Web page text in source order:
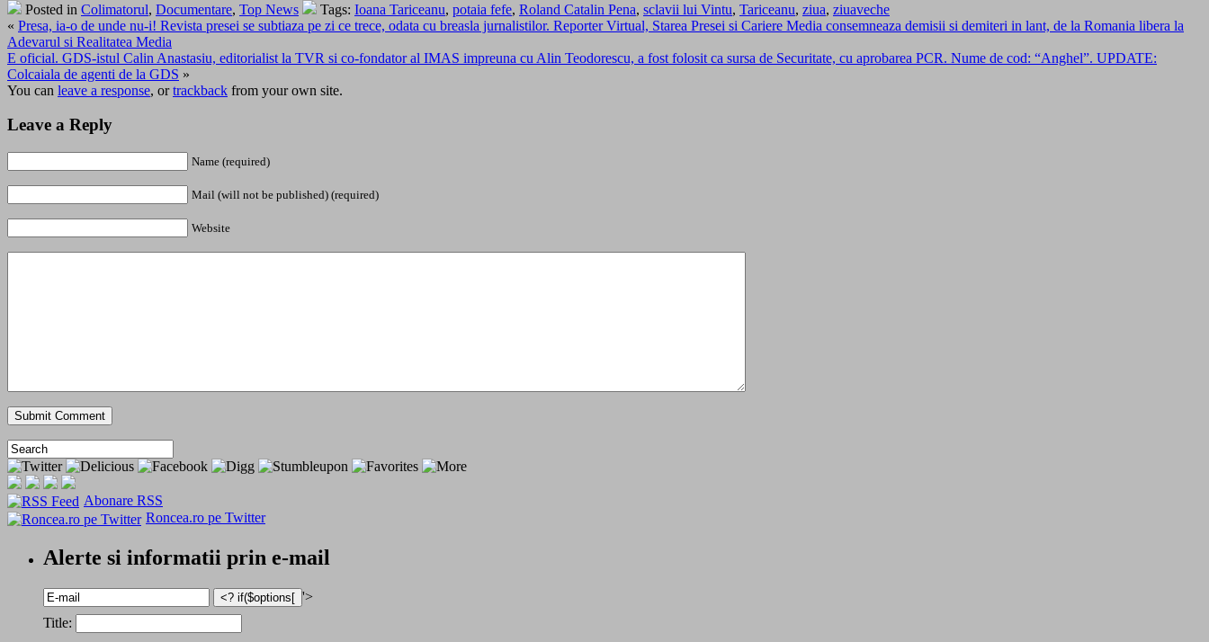
Posted in Colimatorul, Documentare, Top News Tags: Ioana Tariceanu, potaia fefe, Roland Catalin Pena, sclavii lui Vintu, Tariceanu, ziua, ziuaveche
« Presa, ia-o de unde nu-i! Revista presei se subtiaza pe zi ce trece, odata cu breasla jurnalistilor. Reporter Virtual, Starea Presei si Cariere Media consemneaza demisii si demiteri in lant, de la Romania libera la
Adevarul si Realitatea Media
E oficial. GDS-istul Calin Anastasiu, editorialist la TVR si co-fondator al IMAS impreuna cu Alin Teodorescu, a fost folosit ca sursa de Securitate, cu aprobarea PCR. Nume de cod: “Anghel”. UPDATE:
Colcaiala de agenti de la GDS »
You can leave a response, ortrackback from your own site.
Leave a Reply
Name (required)
Mail (will not be published) (required)
Website
Abonare RSS
Roncea.ro pe Twitter
Alerte si informatii prin e-mail
'>
Title: